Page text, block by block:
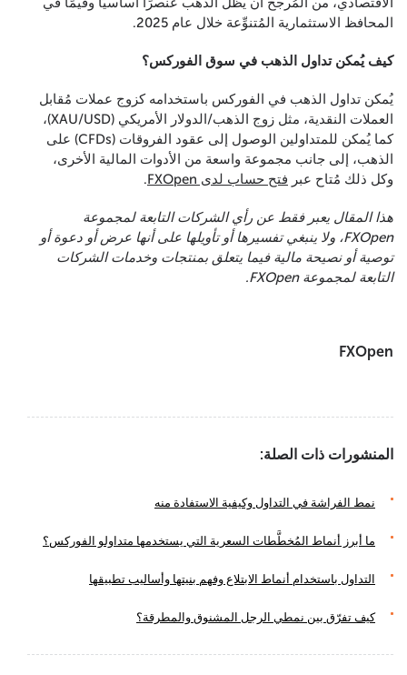
المحافظ الاستثمارية المُتنوِّعة خلال عام 2025.
كيف يُمكن تداول الذهب في سوق الفوركس؟
يُمكن تداول الذهب في الفوركس باستخدامه كزوج عملات مُقابل
العملات النقدية، مثل زوج الذهب/الدولار الأمريكي (XAU/USD)،
كما يُمكن للمتداولين الوصول إلى عقود الفروقات (CFDs) على
الذهب، إلى جانب مجموعة واسعة من الأدوات المالية الأخرى،
وكل ذلك مُتاح عبر فتح حساب لدى FXOpen .
هذا المقال يعبر فقط عن رأي الشركات التابعة لمجموعة
FXOpen، ولا ينبغي تفسيرها أو تأويلها على أنها عرض أو دعوة أو
توصية أو نصيحة مالية فيما يتعلق بمنتجات وخدمات الشركات
التابعة لمجموعة FXOpen.
FXOpen
المنشورات ذات الصلة:
نمط الفراشة في التداول وكيفية الاستفادة منه
ما أبرز أنماط المُخطَّطات السعرية التي يستخدمها متداولو الفوركس؟
التداول باستخدام أنماط الابتلاع وفهم بنيتها وأساليب تطبيقها
كيف تفرّق بين نمطي الرجل المشنوق والمطرقة؟